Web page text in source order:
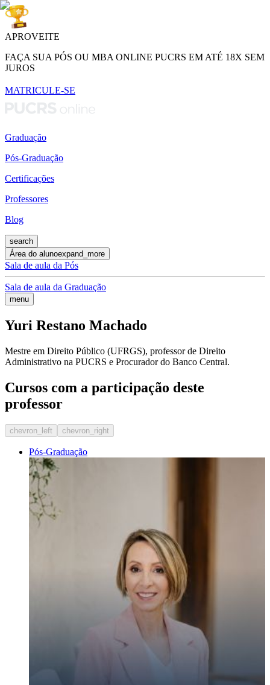
APROVEITE
FAÇA SUA PÓS OU MBA ONLINE PUCRS EM ATÉ 18X SEM
JUROS
MATRICULE-SE
Graduação
Pós-Graduação
Certificações
Professores
Blog
search
Área do alunoexpand_more
Sala de aula da Pós
Sala de aula da Graduação
menu
Yuri Restano Machado
Mestre em Direito Público (UFRGS), professor de Direito
Administrativo na PUCRS e Procurador do Banco Central.
Cursos com a participação deste
professor
chevron_left chevron_right
Pós-Graduação